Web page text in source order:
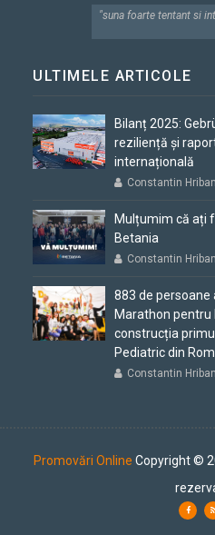
"suna foarte tentant si
ULTIMELE ARTICOLE
Bilanț 2025:
reziliență și
internațională
Constantin Hriban
Mulțumim că ați
Betania
Constantin Hriban
883 de
Marathon pentru
construcția
Pediatric din
Constantin Hriban
Promovări Online Copyright ©